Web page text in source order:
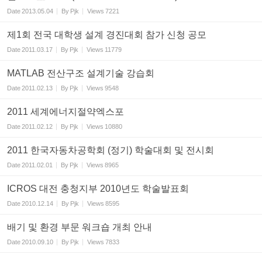
Date2013.05.04 By Pjk Views 7221
제1회 전국 대학생 설계 경진대회 참가 신청 공모
Date2011.03.17 By Pjk Views 11779
MATLAB 전산구조 설계기술 강습회
Date2011.02.13 By Pjk Views 9548
2011 세계에너지절약엑스포
Date2011.02.12 By Pjk Views 10880
2011 한국자동차공학회 (정기) 학술대회 및 전시회
Date2011.02.01 By Pjk Views 8965
ICROS 대전 충청지부 2010년도 학술발표회
Date2010.12.14 By Pjk Views 8595
배기 및 환경 부문 워크숍 개최 안내
Date2010.09.10 By Pjk Views 7833